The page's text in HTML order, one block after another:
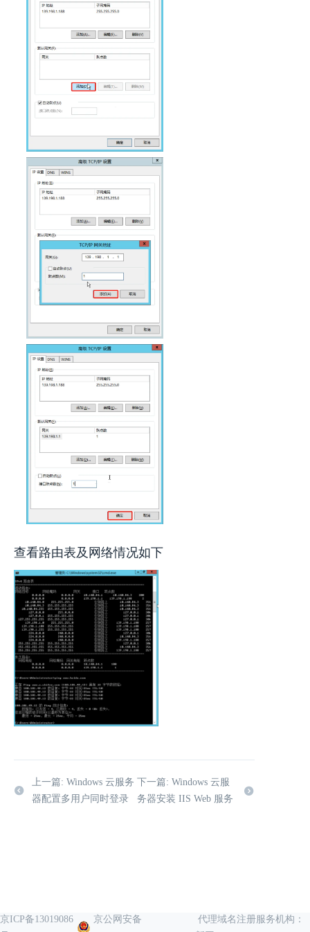
查看路由表及网络情况如下
上一篇: Windows 云服务
器配置多用户同时登录
下一篇: Windows 云服
务器安装 IIS Web 服务
京ICP备13019086
京公网安备
代理域名注册服务机构：